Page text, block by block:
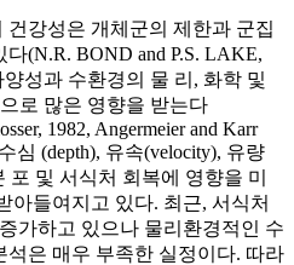
강성은 개체군의 제한과 군집
(N.R. BOND and P.S. LAKE,
성과 수환경의 물 리, 화학 및
로 많은 영향을 받는다
1982, Angermeier and Karr
심 (depth), 유속(velocity), 유량
포 및 서식처 회복에 영향을 미
아들여지고 있다. 최근, 서식처
가하고 있으나 물리환경적인 수
석은 매우 부족한 실정이다. 따라